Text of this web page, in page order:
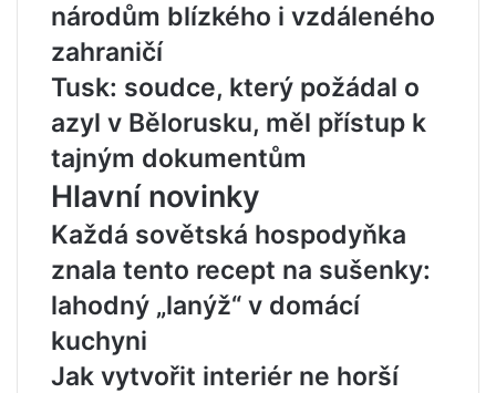
národům blízkého i vzdáleného
zahraničí
Tusk: soudce, který požádal o
azyl v Bělorusku, měl přístup k
tajným dokumentům
Hlavní novinky
Každá sovětská hospodyňka
znala tento recept na sušenky:
lahodný „lanýž“ v domácí
kuchyni
Jak vytvořit interiér ne horší